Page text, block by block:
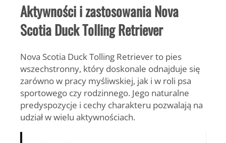
Aktywności i zastosowania Nova
Scotia Duck Tolling Retriever
Nova Scotia Duck Tolling Retriever to pies
wszechstronny, który doskonale odnajduje się
zarówno w pracy myśliwskiej, jak i w roli psa
sportowego czy rodzinnego. Jego naturalne
predyspozycje i cechy charakteru pozwalają na
udział w wielu aktywnościach.